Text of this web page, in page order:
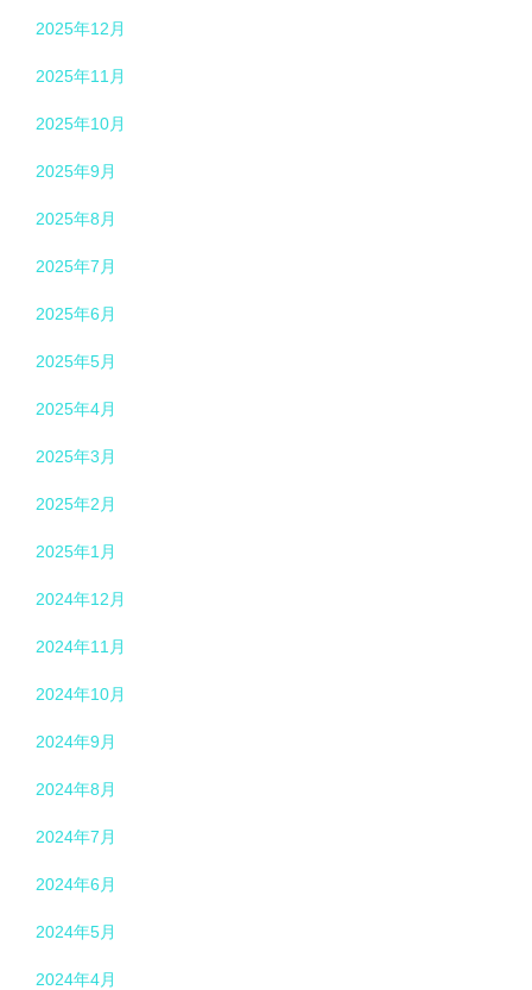
2025年12月
2025年11月
2025年10月
2025年9月
2025年8月
2025年7月
2025年6月
2025年5月
2025年4月
2025年3月
2025年2月
2025年1月
2024年12月
2024年11月
2024年10月
2024年9月
2024年8月
2024年7月
2024年6月
2024年5月
2024年4月